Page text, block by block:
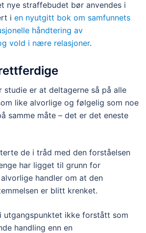
nye straffebudet bør anvendes i
i en nyutgitt bok om samfunnets
håndtering av
vold i nære relasjoner.
studie er at deltagerne så på alle
like alvorlige og følgelig som noe
samme måte – det er det eneste
de i tråd med den forståelsen
har ligget til grunn for
handler om at den
er blitt krenket.
utgangspunktet ikke forstått som
handling enn en